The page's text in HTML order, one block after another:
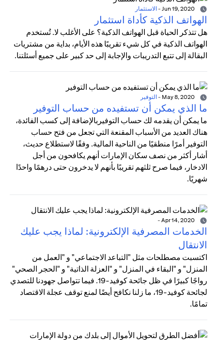
- الاستثمار
الهواتف الذكية كأداة استثمار
هل تتذكر الحياة قبل الهواتف الذكية؟ على الأغلب لا. تُستخدم
الهواتف الذكية في كل شيء تقريبًا هذه الأيام، بداية من مشتريات
البقالة إلى تتبع التدريبات والإجابة إلى حد كبير على جميع أسئلتنا.
- التوفير
ما الذي يمكن أن تستفيده من حساب التوفير
ما يمكن أن يقدمه لك حساب التوفيربالإضافة إلى كسب الفائدة،
هناك العديد من الأسباب المقنعة التي تجعل من فتح حساب
التوفير أمرًا منطقيًا من الناحية المالية. وفقًا لاستطلاع حديث،
أشار أكثر من نصف سكان الإمارات أنهم يكافحون من أجل
الادخار، فيما صرح ثلثهم تقريبًا بأنهم لا يدخرون حتى درهمًا واحدًا
شهريًا.
-
الخدمات المصرفية الإلكترونية: لماذا يجب عليك
الانتقال
اكتسبت مصطلحات مثل "التباعد الاجتماعي" و "العمل من
المنزل" و "البقاء في المنزل" و "العزلة الذاتية" و "الحجر الصحي"
رواجًا كبيرًا في ظل جائحة كوفيد-19. فيما تتواصل جهودنا للتصدي
لجائحة كوفيد-19، ما زلنا نكافح أيضًا لمنع توقف عجلة الاقتصاد
تمامًا.